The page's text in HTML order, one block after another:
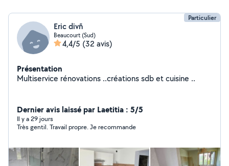
Particulier
Eric divñ
Beaucourt (Sud)
4,4/5 (32 avis)
Présentation
Multiservice rénovations ..créations sdb et cuisine ..
Dernier avis laissé par Laetitia : 5/5
Il y a 29 jours
Très gentil. Travail propre. Je recommande